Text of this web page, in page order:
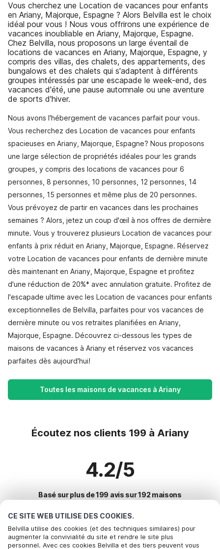
CE SITE WEB UTILISE DES COOKIES.
Belvilla utilise des cookies (et des techniques similaires) pour
augmenter la convivialité du site et rendre le site plus
personnel. Avec ces cookies Belvilla et des tiers peuvent vous
Vous cherchez une Location de vacances pour enfants
en Ariany, Majorque, Espagne ? Alors Belvilla est le choix
idéal pour vous ! Nous vous offrirons une expérience de
vacances inoubliable en Ariany, Majorque, Espagne.
Chez Belvilla, nous proposons un large éventail de
locations de vacances en Ariany, Majorque, Espagne, y
compris des villas, des chalets, des appartements, des
bungalows et des chalets qui s'adaptent à différents
groupes intéressés par une escapade le week-end, des
vacances d'été, une pause automnale ou une aventure
de sports d'hiver.
Nous avons l'hébergement de vacances parfait pour vous.
Vous recherchez des Location de vacances pour enfants
spacieuses en Ariany, Majorque, Espagne? Nous proposons
une large sélection de propriétés idéales pour les grands
groupes, y compris des locations de vacances pour 6
personnes, 8 personnes, 10 personnes, 12 personnes, 14
personnes, 15 personnes et même plus de 20 personnes.
Vous prévoyez de partir en vacances dans les prochaines
semaines ? Alors, jetez un coup d'œil à nos offres de dernière
minute. Vous y trouverez plusieurs Location de vacances pour
enfants à prix réduit en Ariany, Majorque, Espagne. Réservez
votre Location de vacances pour enfants de dernière minute
dès maintenant en Ariany, Majorque, Espagne et profitez
d'une réduction de 20%* avec annulation gratuite. Profitez de
l'escapade ultime avec les Location de vacances pour enfants
exceptionnelles de Belvilla, parfaites pour vos vacances de
dernière minute ou vos retraites planifiées en Ariany,
Majorque, Espagne. Découvrez ci-dessous les types de
maisons de vacances à Ariany et réservez vos vacances
parfaites dès aujourd'hui!
Toutes les maisons de vacances à Ariany
Écoutez nos clients 199 à Ariany
4.2/5
Basé sur plus de 199 avis sur 192 maisons
Destinations les plus populaires pour les